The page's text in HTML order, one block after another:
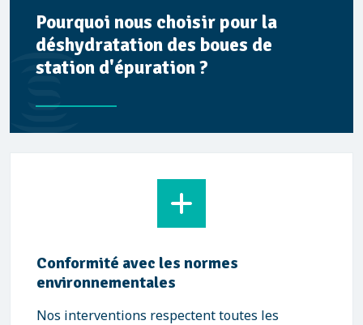
Pourquoi nous choisir pour la
déshydratation des boues de
station d'épuration ?
Conformité avec les normes
environnementales
Nos interventions respectent toutes les